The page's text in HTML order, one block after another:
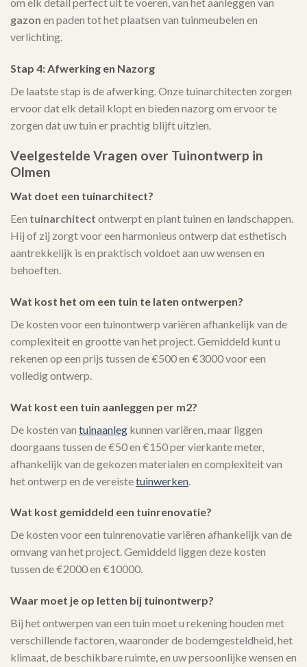
gazon en paden tot het plaatsen van tuinmeubelen en
verlichting.
Stap 4: Afwerking en Nazorg
De laatste stap is de afwerking. Onze tuinarchitecten zorgen
ervoor dat elk detail klopt en bieden nazorg om ervoor te
zorgen dat uw tuin er prachtig blijft uitzien.
Veelgestelde Vragen over Tuinontwerp in
Olmen
Wat doet een tuinarchitect?
Een tuinarchitect ontwerpt en plant tuinen en landschappen.
Hij of zij zorgt voor een harmonieus ontwerp dat esthetisch
aantrekkelijk is en praktisch voldoet aan uw wensen en
behoeften.
Wat kost het om een tuin te laten ontwerpen?
De kosten voor een tuinontwerp variëren afhankelijk van de
complexiteit en grootte van het project. Gemiddeld kunt u
rekenen op een prijs tussen de €500 en €3000 voor een
volledig ontwerp.
Wat kost een tuin aanleggen per m2?
De kosten van tuinaanleg kunnen variëren, maar liggen
doorgaans tussen de €50 en €150 per vierkante meter,
afhankelijk van de gekozen materialen en complexiteit van
het ontwerp en de vereistetuinwerken
Wat kost gemiddeld een tuinrenovatie?
De kosten voor een tuinrenovatie variëren afhankelijk van de
omvang van het project. Gemiddeld liggen deze kosten
tussen de €2000 en €10000.
Waar moet je op letten bij tuinontwerp?
Bij het ontwerpen van een tuin moet u rekening houden met
verschillende factoren, waaronder de bodemgesteldheid, het
klimaat, de beschikbare ruimte, en uw persoonlijke wensen en